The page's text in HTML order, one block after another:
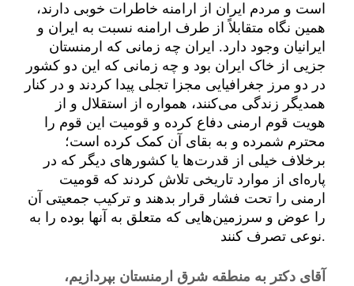
است و مردم ایران از ارامنه خاطرات خوبی دارند،
همین نگاه متقابلاً از طرف ارامنه نسبت به ایران و
ایرانیان وجود دارد. ایران چه زمانی که ارمنستان
جزیی از خاک ایران بود و چه زمانی که این دو کشور
در دو مرز جغرافیایی مجزا تجلی پیدا کردند و در کنار
همدیگر زندگی می‌کنند، همواره از استقلال و از
هویت قوم ارمنی دفاع کرده و قومیت این قوم را
محترم شمرده و به بقای آن کمک کرده است؛
برخلاف خیلی از قدرت‌ها یا کشورهای دیگر که در
پاره‌ای از موارد تاریخی تلاش کردند که قومیت
ارمنی را تحت فشار قرار بدهند و ترکیب جمعیتی آن
را عوض و سرزمین‌هایی که متعلق به آنها بوده را به
نوعی تصرف کنند.
آقای دکتر به منطقه شرق ارمنستان بپردازیم،